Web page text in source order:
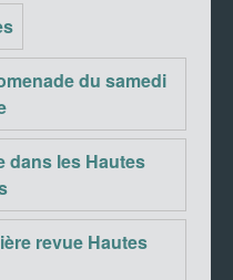
du samedi
dans les Hautes
revue Hautes